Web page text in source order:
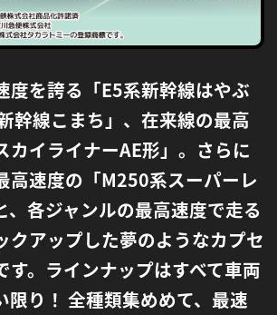
度を誇る「E5系新幹線はやぶ
幹線こまち」、在来線の最高
イライナーAE形」。 さらに
高速度の「M250系スーパーレ
各ジャンルの最高速度で走る
クアップした夢のようなカプセ
。 ラインナップはすべて車両
限り！ 全種類集めめて、最速